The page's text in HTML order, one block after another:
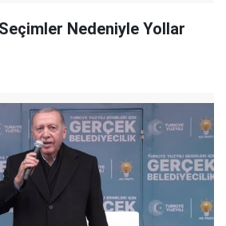
Nedeniyle Yollar